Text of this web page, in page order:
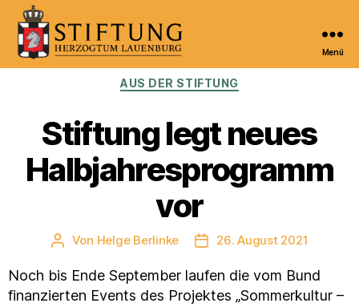
Kulturportal
Herzogtum
Lauenburg
Menü
Kategorien
AUS DER STIFTUNG
Stiftung legt neues
Halbjahresprogramm
vor
Beitragsautor
Von Helge Berlinke Veröffentlichungsdatum
26. August 2021
Noch bis Ende September laufen die vom Bund
finanzierten Events des Projektes „Sommerkultur –